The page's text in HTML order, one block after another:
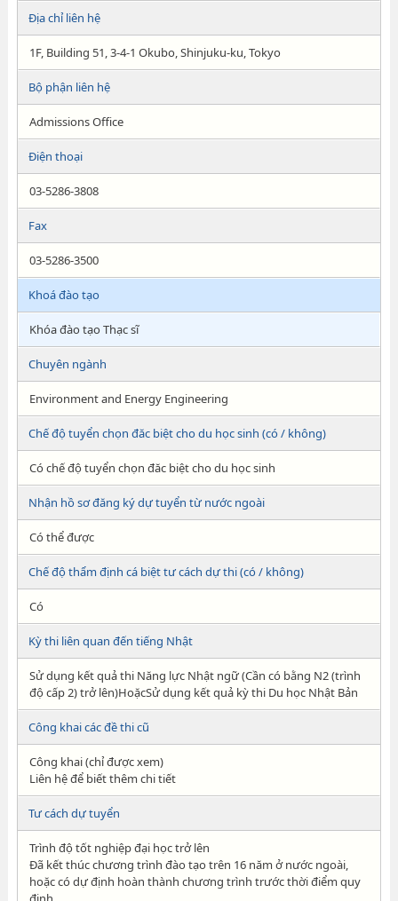
Địa chỉ liên hệ
1F, Building 51, 3-4-1 Okubo, Shinjuku-ku, Tokyo
Bộ phận liên hệ
Admissions Office
Điện thoại
03-5286-3808
Fax
03-5286-3500
Khoá đào tạo
Khóa đào tạo Thạc sĩ
Chuyên ngành
Environment and Energy Engineering
Chế độ tuyển chọn đăc biệt cho du học sinh (có / không)
Có chế độ tuyển chọn đăc biệt cho du học sinh
Nhận hồ sơ đăng ký dự tuyển từ nước ngoài
Có thể được
Chế độ thẩm định cá biệt tư cách dự thi (có / không)
Có
Kỳ thi liên quan đến tiếng Nhật
Sử dụng kết quả thi Năng lực Nhật ngữ (Cần có bằng N2 (trình
độ cấp 2) trở lên)HoặcSử dụng kết quả kỳ thi Du học Nhật Bản
Công khai các đề thi cũ
Công khai (chỉ được xem)
Liên hệ để biết thêm chi tiết
Tư cách dự tuyển
Trình độ tốt nghiệp đại học trở lên
Đã kết thúc chương trình đào tạo trên 16 năm ở nước ngoài,
hoặc có dự định hoàn thành chương trình trước thời điểm quy